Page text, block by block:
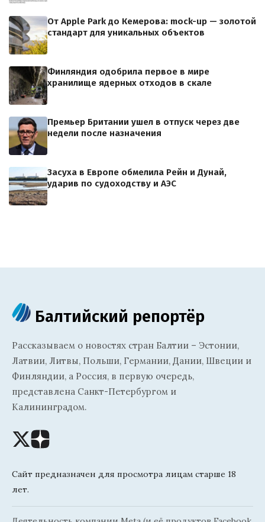
От Apple Park до Кемерова: mock-up — золотой
стандарт для уникальных объектов
Финляндия одобрила первое в мире
хранилище ядерных отходов в скале
Премьер Британии ушел в отпуск через две
недели после назначения
Засуха в Европе обмелила Рейн и Дунай,
ударив по судоходству и АЭС
Балтийский репортёр
Рассказываем о новостях стран Балтии – Эстонии,
Латвии, Литвы, Польши, Германии, Дании, Швеции и
Финляндии, а Россия, в первую очередь,
представлена Санкт-Петербургом и
Калининградом.
Сайт предназначен для просмотра лицам старше 18
лет.